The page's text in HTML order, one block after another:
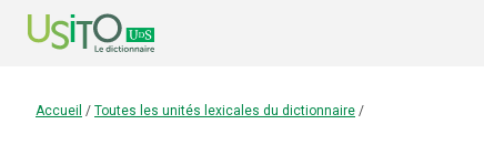
Accueil / Toutes les unités lexicales du dictionnaire /